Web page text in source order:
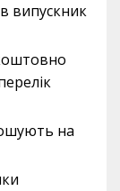
випускник
на